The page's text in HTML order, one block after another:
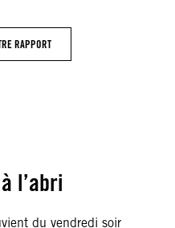
RAPPORT
l’abri
du vendredi soir